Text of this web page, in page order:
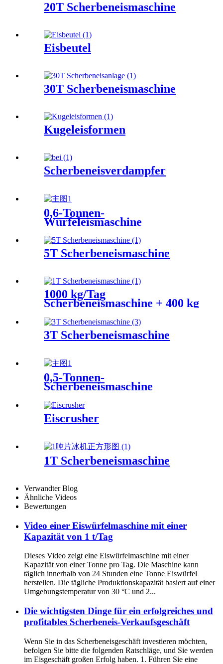
20T Scherbeneismaschine
Eisbeutel
30T Scherbeneismaschine
Kugeleisformen
Scherbeneisverdampfer
0,6-Tonnen-
Würfeleismaschine
5T Scherbeneismaschine
1000 kg/Tag
Scherbeneismaschine + 400 kg
3T Scherbeneismaschine
0,5-Tonnen-
Scherbeneismaschine
Eiscrusher
1T Scherbeneismaschine
Verwandter Blog
Ähnliche Videos
Bewertungen
Video einer Eiswürfelmaschine mit einer
Kapazität von 1 t/Tag
Dieses Video zeigt eine Eiswürfelmaschine mit einer
Kapazität von einer Tonne pro Tag. Die Maschine kann
täglich innerhalb von 24 Stunden eine Tonne Eiswürfel
herstellen. Die tägliche Produktionskapazität basiert auf einer
Umgebungstemperatur von 30 °C und 2...
Die wichtigsten Dinge für ein erfolgreiches und
profitables Scherbeneis-Verkaufsgeschäft
Wenn Sie in das Scherbeneisgeschäft investieren möchten,
befolgen Sie bitte die folgenden Ratschläge, und Sie werden
im Eisgeschäft großen Erfolg haben. 1. Führen Sie eine